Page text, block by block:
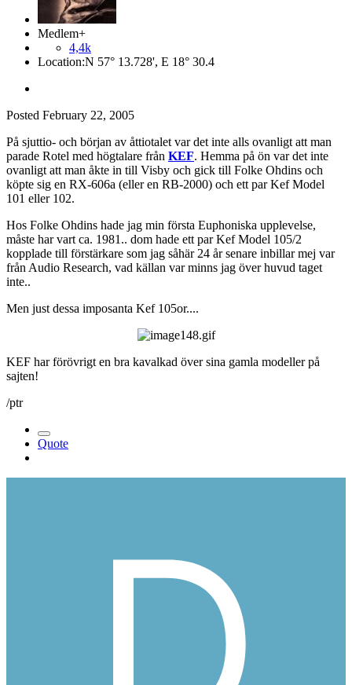
Medlem+
4,4k
Location:N 57° 13.728', E 18° 30.4
Posted February 22, 2005
På sjuttio- och början av åttiotalet var det inte alls ovanligt att man
parade Rotel med högtalare från KEF. Hemma på ön var det inte
ovanligt att man åkte in till Visby och gick till Folke Ohdins och
köpte sig en RX-606a (eller en RB-2000) och ett par Kef Model
101 eller 102.
Hos Folke Ohdins hade jag min första Euphoniska upplevelse,
måste har vart ca. 1981.. dom hade ett par Kef Model 105/2
kopplade till förstärkare som jag såhär 24 år senare inbillar mej var
från Audio Research, vad källan var minns jag över huvud taget
inte..
Men just dessa imposanta Kef 105or....
KEF har förövrigt en bra kavalkad över sina gamla modeller på
sajten!
/ptr
Quote